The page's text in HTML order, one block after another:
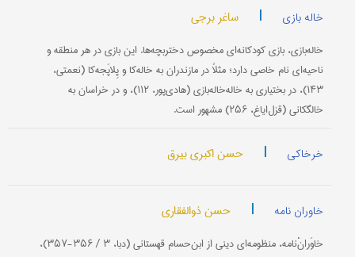
خاله بازی | ساغر برجی
خاله‌بازی، بازی کودکانه‌ای مخصوص دختر‌بچه‌ها. این بازی در هر منطقه و
ناحیه‌ای نام خاصی دارد؛ مثلاً در مازندران به خاله‌کا و پِلا‌پَجه‌کا (نعمتی،
۱۴۳)، در بختیاری به خاله‌خاله‌بازی (هادی‌پور، ۱۱۲)، و در خراسان به
خالگکانی (قزل‌ایاغ، ۲۵۶) مشهور است.
خرخاکی | حسن اکبری بیرق
خاوران نامه | حسن ذوالفقاری
خاوَرانْ‌نامه، منظومه‌ای دینی از ابن‌حسام قهستانی (دبا، ۳ / ۳۵۶-۳۵۷)،